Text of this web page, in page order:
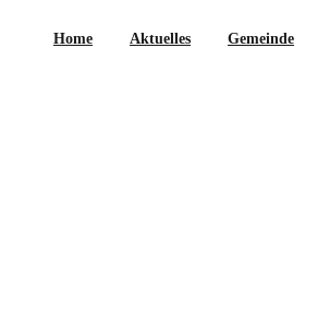
Home Aktuelles Gemeinde